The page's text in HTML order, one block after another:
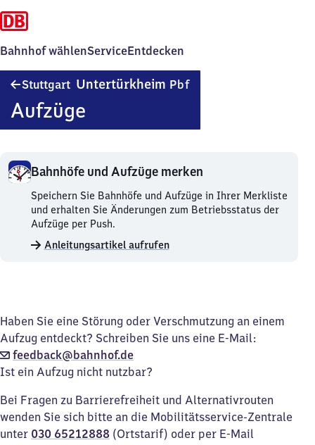
Bahnhof wählenServiceEntdecken
Stuttgart Untertürkheim PbfStuttgart-
Aufzüge
Bahnhöfe und Aufzüge merken
Bahnhöfe
und
Aufzüge
merken.
Speichern Sie Bahnhöfe und Aufzüge in Ihrer Merkliste
und erhalten Sie Änderungen zum Betriebsstatus der
Aufzüge per Push.
Anleitungsartikel aufrufen
Haben Sie eine Störung oder Verschmutzung an einem
Aufzug entdeckt? Schreiben Sie uns eine E-Mail:
feedback@bahnhof.de
Ist ein Aufzug nicht nutzbar?
Bei Fragen zu Barrierefreiheit und Alternativrouten
wenden Sie sich bitte an die Mobilitätsservice-Zentrale
unter 030 65212888 (Ortstarif) oder per E-Mail